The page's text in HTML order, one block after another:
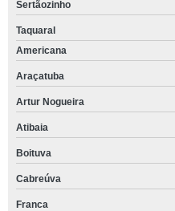
Sertãozinho
Taquaral
Americana
Araçatuba
Artur Nogueira
Atibaia
Boituva
Cabreúva
Franca